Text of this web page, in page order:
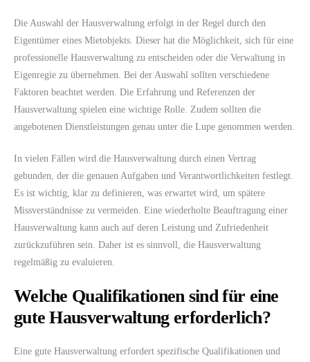
Die Auswahl der Hausverwaltung erfolgt in der Regel durch den
Eigentümer eines Mietobjekts. Dieser hat die Möglichkeit, sich für eine
professionelle Hausverwaltung zu entscheiden oder die Verwaltung in
Eigenregie zu übernehmen. Bei der Auswahl sollten verschiedene
Faktoren beachtet werden. Die Erfahrung und Referenzen der
Hausverwaltung spielen eine wichtige Rolle. Zudem sollten die
angebotenen Dienstleistungen genau unter die Lupe genommen werden.
In vielen Fällen wird die Hausverwaltung durch einen Vertrag
gebunden, der die genauen Aufgaben und Verantwortlichkeiten festlegt.
Es ist wichtig, klar zu definieren, was erwartet wird, um spätere
Missverständnisse zu vermeiden. Eine wiederholte Beauftragung einer
Hausverwaltung kann auch auf deren Leistung und Zufriedenheit
zurückzuführen sein. Daher ist es sinnvoll, die Hausverwaltung
regelmäßig zu evaluieren.
Welche Qualifikationen sind für eine
gute Hausverwaltung erforderlich?
Eine gute Hausverwaltung erfordert spezifische Qualifikationen und